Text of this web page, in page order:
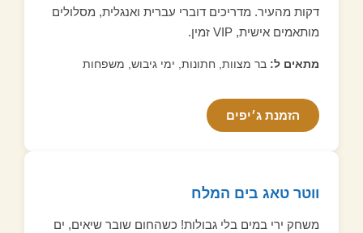
דקות מהעיר. מדריכים דוברי עברית ואנגלית, מסלולים
מותאמים אישית, VIP זמין.
מתאים ל: בר מצוות, חתונות, ימי גיבוש, משפחות
הזמנת ג׳יפים
ווטר טאג בים המלח
משחק ירי במים בלי גבולות! כשהחום שובר שיאים, ים